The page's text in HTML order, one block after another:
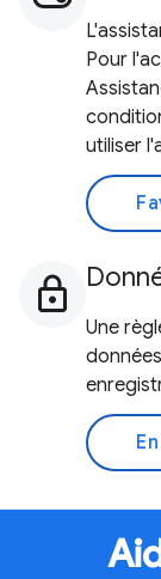
Pour
utiliser
Une